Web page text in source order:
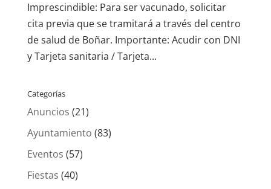
Imprescindible: Para ser vacunado, solicitar
cita previa que se tramitará a través del centro
de salud de Boñar. Importante: Acudir con DNI
y Tarjeta sanitaria / Tarjeta...
Categorías
Anuncios (21)
Ayuntamiento (83)
Eventos (57)
Fiestas (40)